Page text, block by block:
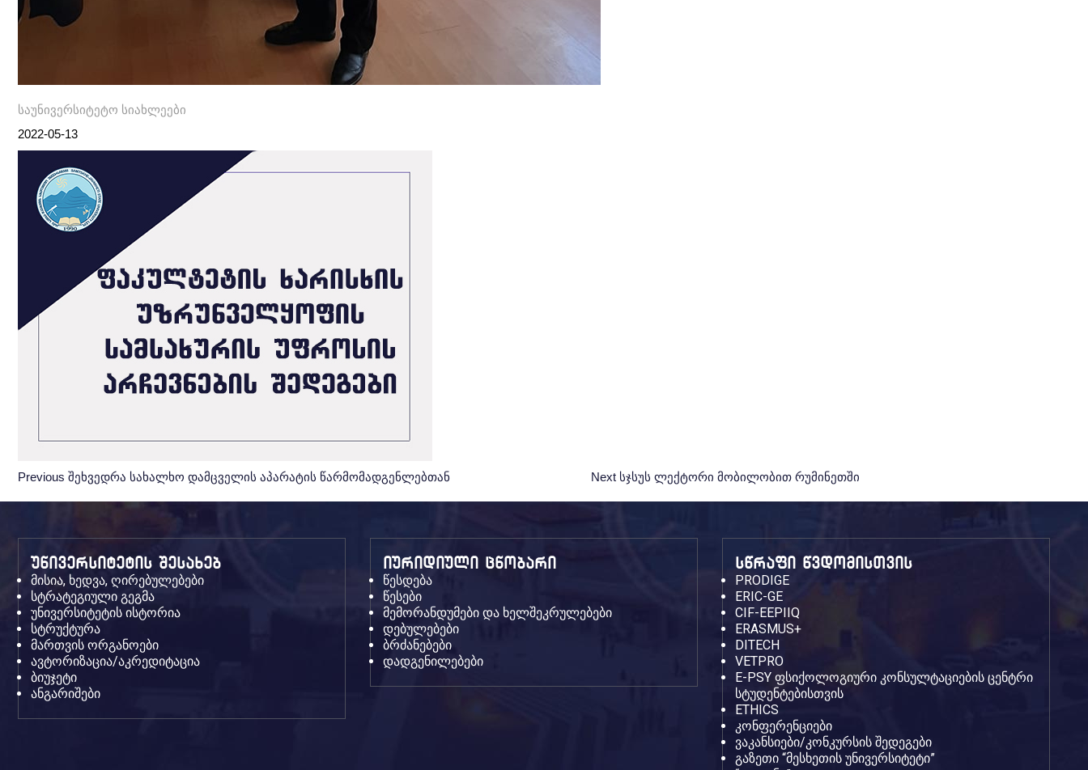
საუნივერსიტეტო სიახლეები
2022-05-13
Post
navigation
პოსტის
ნავიგაცია
Previous Previous
შეხვედრა სახალხო დამცველის აპარატის წარმომადგენლებთან Next Next
სჯსუს ლექტორი მობილობით რუმინეთში
უნივერსიტეტის შესახებ
მისია, ხედვა, ღირებულებები
სტრატეგიული გეგმა
უნივერსიტეტის ისტორია
სტრუქტურა
მართვის ორგანოები
ავტორიზაცია/აკრედიტაცია
ბიუჯეტი
ანგარიშები
იურიდიული ცნობარი
წესდება
წესები
მემორანდუმები და ხელშეკრულებები
დებულებები
ბრძანებები
დადგენილებები
სწრაფი წვდომისთვის
PRODIGE
ERIC-GE
CIF-EEPIIQ
ERASMUS+
DITECH
VETPRO
E-PSY ფსიქოლოგიური კონსულტაციების ცენტრი
სტუდენტებისთვის
ETHICS
კონფერენციები
ვაკანსიები/კონკურსის შედეგები
გაზეთი “მესხეთის უნივერსიტეტი”